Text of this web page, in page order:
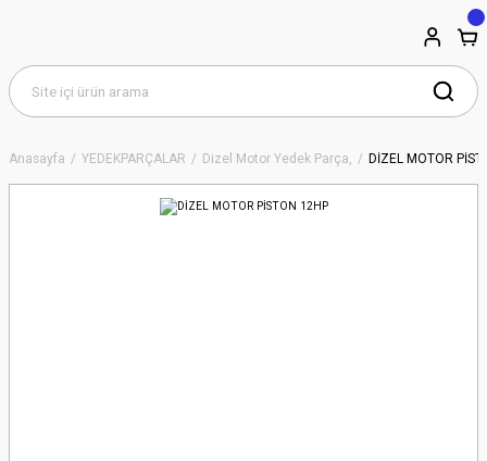
Anasayfa YEDEKPARÇALAR Dizel Motor Yedek Parça, DİZEL MOTOR